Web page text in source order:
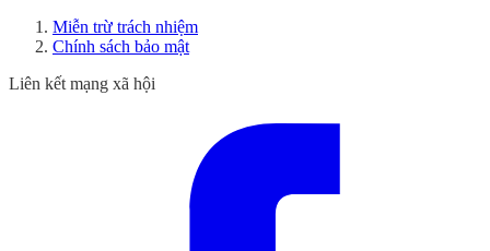
Miễn trừ trách nhiệm
Chính sách bảo mật
Liên kết mạng xã hội